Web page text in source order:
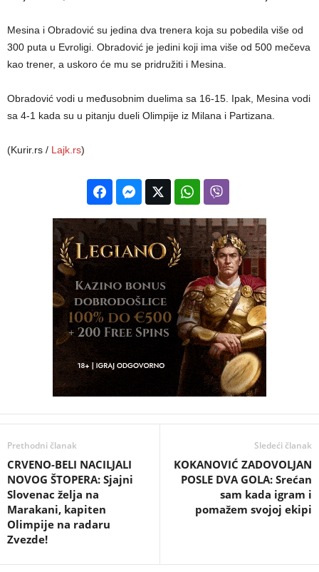
Mesina i Obradović su jedina dva trenera koja su pobedila više od
300 puta u Evroligi. Obradović je jedini koji ima više od 500 mečeva
kao trener, a uskoro će mu se pridružiti i Mesina.
Obradović vodi u međusobnim duelima sa 16-15. Ipak, Mesina vodi
sa 4-1 kada su u pitanju dueli Olimpije iz Milana i Partizana.
(Kurir.rs / Lajk.rs)
Prethodni članak
CRVENO-BELI NACILJALI
NOVOG ŠTOPERA: Sjajni
Slovenac želja na
Marakani, kapiten
Olimpije na radaru
Zvezde!
Sledeći članak
KOKANOVIĆ ZADOVOLJAN
POSLE DVA GOLA: Srećan
sam kada igram i
pomažem svojoj ekipi